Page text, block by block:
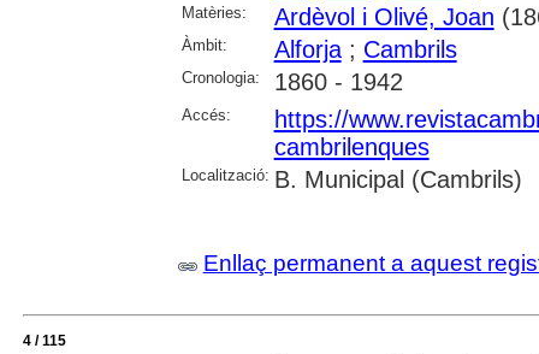
Matèries: Ardèvol i Olivé, Joan
Àmbit: Alforja; Cambrils
Cronologia: 1860 - 1942
Accés:
https://
cambrilenques
Localització: B. Municipal (Cambrils)
Enllaç permanent a aquest
4 / 115